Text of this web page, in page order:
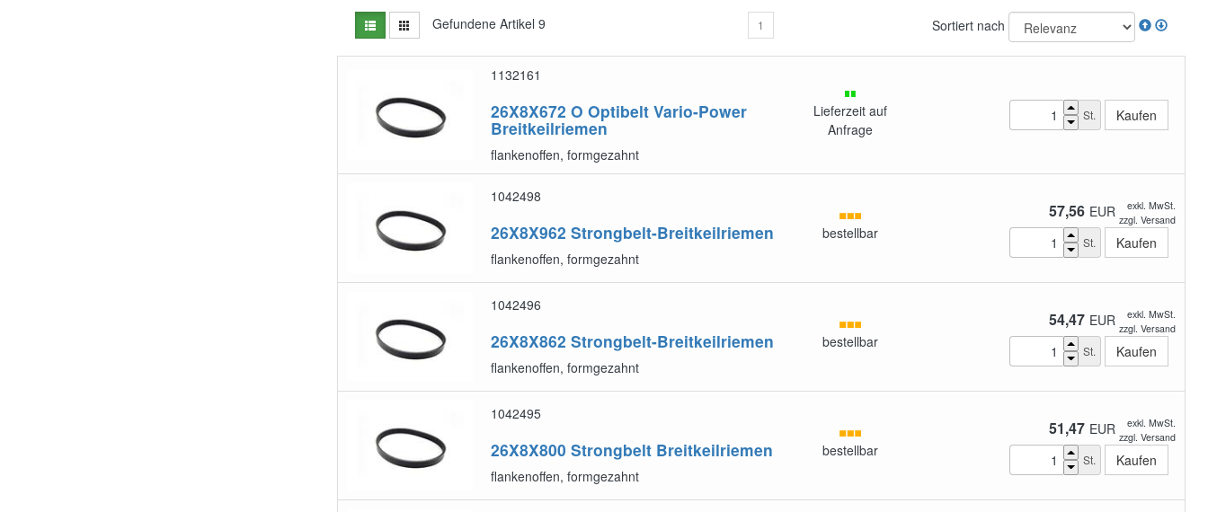
Gefundene Artikel 9 1 Sortiert nach
1132161
26X8X672 O Optibelt Vario-Power
Breitkeilriemen
flankenoffen, formgezahnt
Lieferzeit auf
Anfrage
St.
1042498
26X8X962 Strongbelt-Breitkeilriemen
flankenoffen, formgezahnt
bestellbar
57,56 EUR
exkl. MwSt.
zzgl. Versand
St.
1042496
26X8X862 Strongbelt-Breitkeilriemen
flankenoffen, formgezahnt
bestellbar
54,47 EUR
exkl. MwSt.
zzgl. Versand
St.
1042495
26X8X800 Strongbelt Breitkeilriemen
flankenoffen, formgezahnt
bestellbar
51,47 EUR
exkl. MwSt.
zzgl. Versand
St.